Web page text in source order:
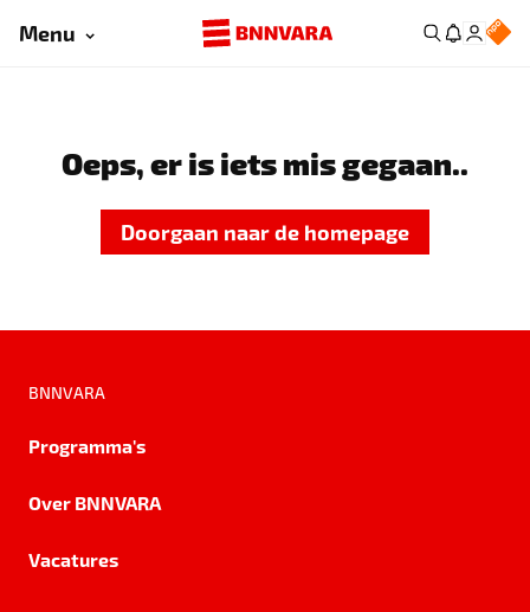
Menu
Oeps, er is iets mis gegaan..
Doorgaan naar de homepage
BNNVARA
Programma's
Over BNNVARA
Vacatures